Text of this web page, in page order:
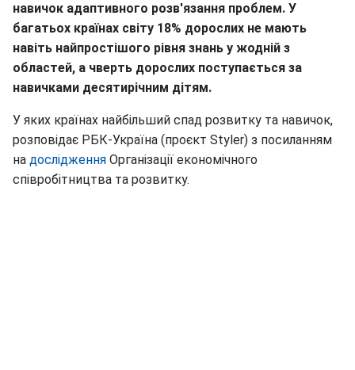
навичок адаптивного розв'язання проблем. У
багатьох країнах світу 18% дорослих не мають
навіть найпростішого рівня знань у жодній з
областей, а чверть дорослих поступається за
навичками десятирічним дітям.
У яких країнах найбільший спад розвитку та навичок,
розповідає РБК-Україна (проєкт Styler) з посиланням
на дослідження Організації економічного
співробітництва та розвитку.